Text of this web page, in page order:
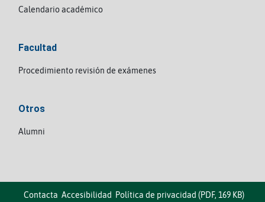
Calendario académico
Facultad
Procedimiento revisión de exámenes
Otros
Alumni
Contacta Accesibilidad Política de privacidad (PDF, 169 KB)